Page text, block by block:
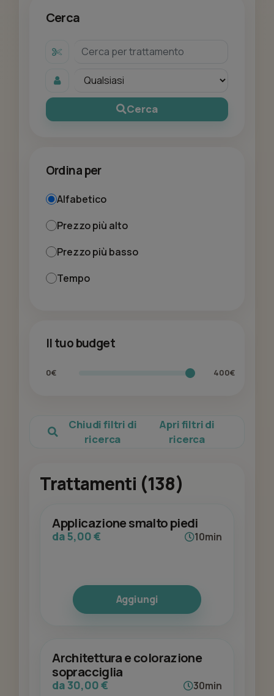
Cerca
Cerca
Ordina per
Alfabetico
Prezzo più alto
Prezzo più basso
Tempo
Il tuo budget
0€ 400€
Chiudi filtri di
ricerca
Apri filtri di
ricerca
Trattamenti (138)
Applicazione smalto piedi
da 5,00 € 10min
Aggiungi
Architettura e colorazione
sopracciglia
da 30,00 € 30min